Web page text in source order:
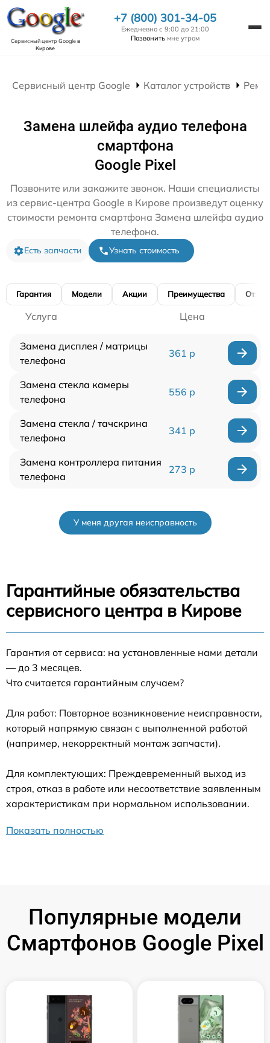
Сервисный центр Googleв
Кирове
+7 (800) 301-34-05
Ежедневно с 9:00 до 21:00
Позвонить мне утром
Сервисный центр Google Каталог устройств
Замена шлейфа аудио телефона
смартфона
Google Pixel
Позвоните или закажите звонок. Наши специалисты
из сервис-центра Google в Кирове произведут оценку
стоимости ремонта смартфона Замена шлейфа аудио
телефона.
Есть запчасти Узнать стоимость
Гарантия Модели Акции Преимущества
Услуга Цена
Замена дисплея / матрицы
телефона
361 р
Замена стекла камеры
телефона
556 р
Замена стекла / тачскрина
телефона
341 р
Замена контроллера питания
телефона
273 р
У меня другая неисправность
Гарантийные обязательства
сервисного центра в Кирове
Гарантия от сервиса: на установленные нами детали
— до 3 месяцев.
Что считается гарантийным случаем?
Для работ: Повторное возникновение неисправности,
который напрямую связан с выполненной работой
(например, некорректный монтаж запчасти).
Для комплектующих: Преждевременный выход из
строя, отказ в работе или несоответствие заявленным
характеристикам при нормальном использовании.
Показать полностью
Популярные модели
Смартфонов Google Pixel